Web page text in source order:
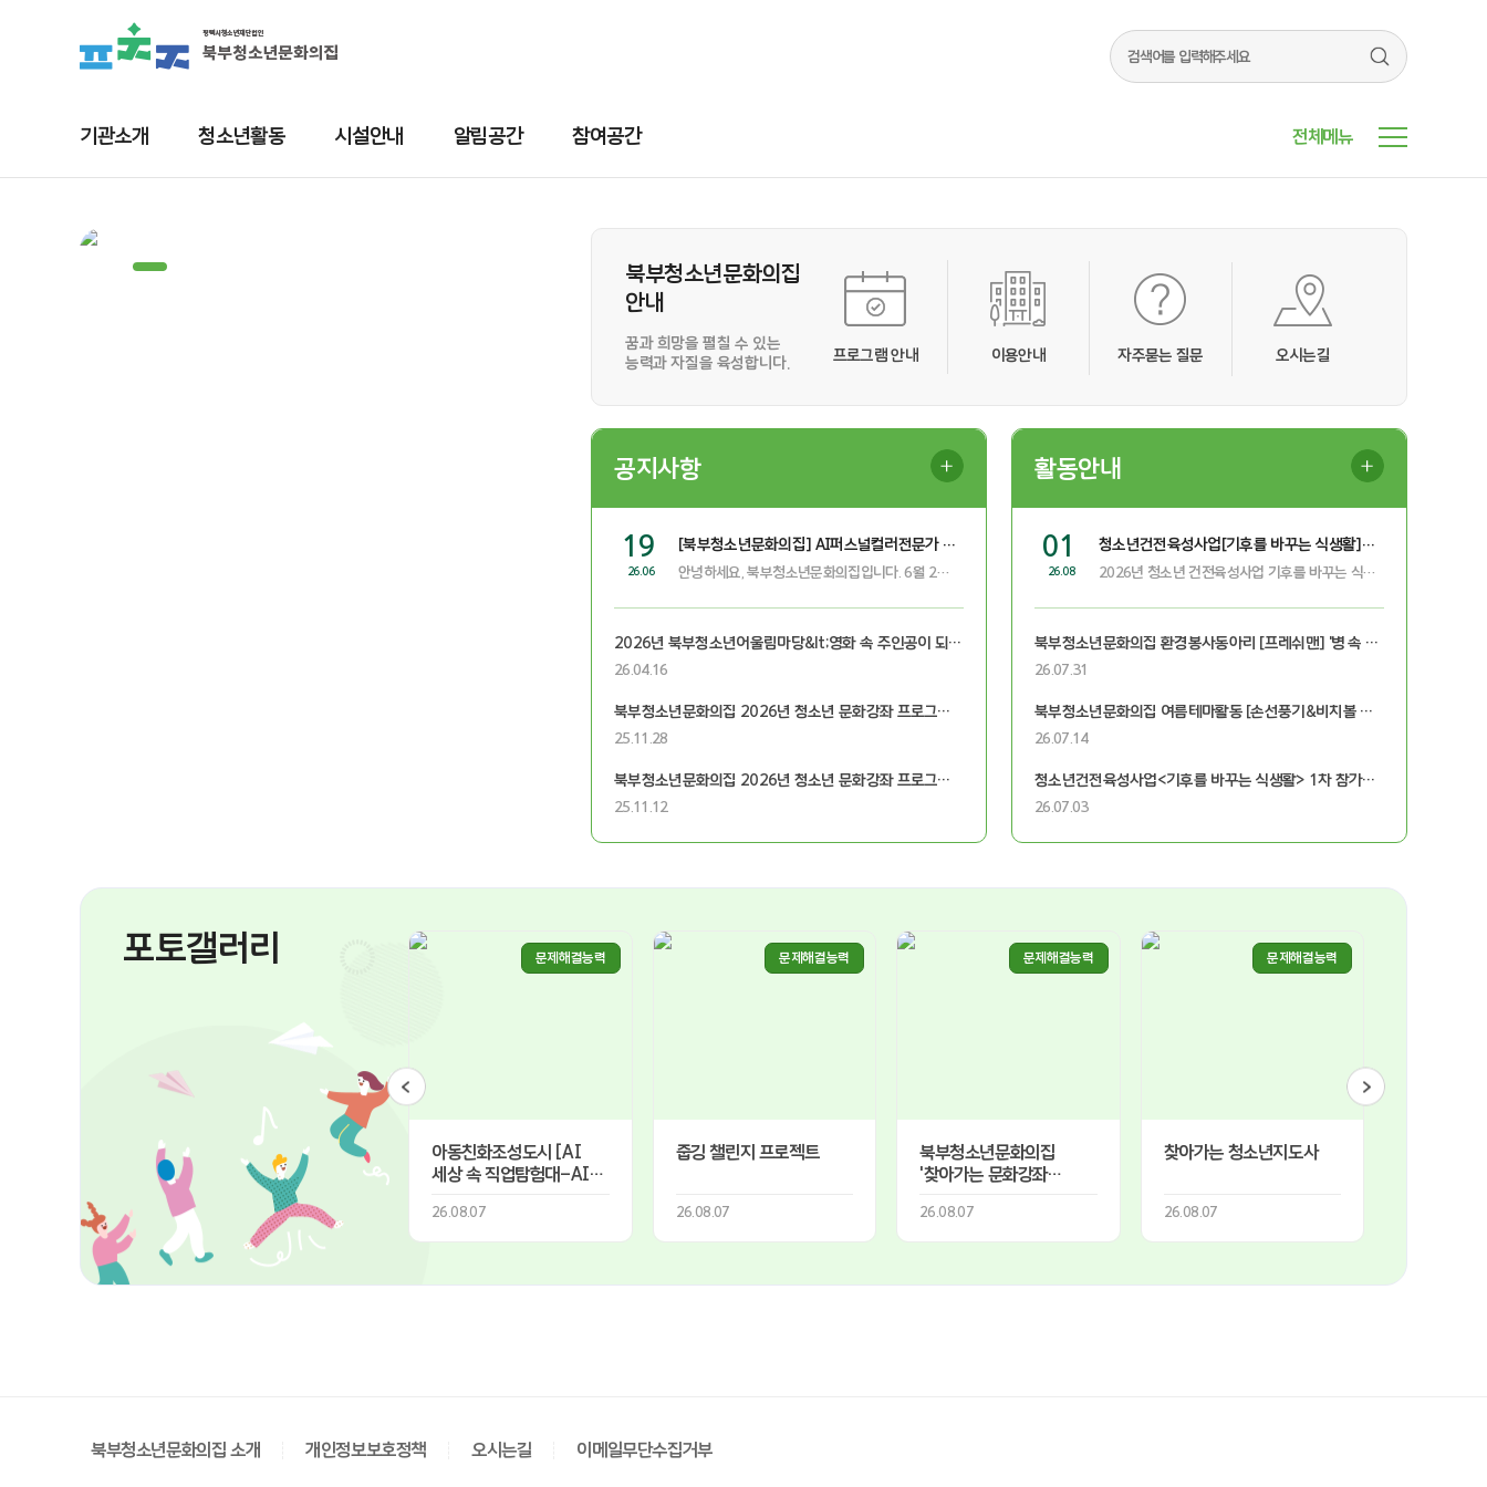
기관소개 청소년활동 시설안내 알림공간 참여공간 전체메뉴
북부청소년문화의집
안내
꿈과 희망을 펼칠 수 있는
능력과 자질을 육성합니다.
프로그램 안내 이용안내 자주묻는 질문 오시는길
공지사항
19
26.06
[북부청소년문화의집] AI퍼스널컬러전문가 진로활동 일정 변경 안내
안녕하세요, 북부청소년문화의집입니다. 6월 20일(토)에 예정되었던 AI 퍼스널컬러전문가 진로활동이 참가 인원 부족으로 인해 일정이 변경되어 내일 프로그램은 진행되지 않게 되었습니다. 갑작스러운 일정 변경으로 불편을 드려 죄송합니다. 추후 일정이 확정되는 대로 다시 공지드리겠습니다. 감사합니다. 문의 031-668-8682
2026년 북부청소년어울림마당&lt;영화 속 주인공이 되는 하루> 체험부스&공연팀 모집
26.04.16
북부청소년문화의집 2026년 청소년 문화강좌 프로그램 강사 합격자 발표
25.11.28
북부청소년문화의집 2026년 청소년 문화강좌 프로그램 강사 채용 공고
25.11.12
활동안내
01
26.08
청소년건전육성사업[기후를 바꾸는 식생활] 2차 참가자 모집(중고등)
2026년 청소년 건전육성사업 기후를 바꾸는 식생활」 참여자 모집! 환경교육 전문가 조민주 작가님과 함께하는 특별한 식생활 이야기! 내가 먹는 음식이 지구를 지킬 수 있다는 사실, 알고 있나요? 기후위기와 식생활의 관계를 배우고, 친환경 식생활을 직접 체험하며, 맛있는 비건 요리 도 만들어 보는 시간 오늘의 한 끼가 지구의 내일을 바꿉니다! 환경도 배우고, 맛있는 요리도 만들며 기후를 바꾸는 식생활 에 함께해 보세요!
북부청소년문화의집 환경봉사동아리 [프레쉬맨] '병 속 작은 숲' 참가자 모집
26.07.31
북부청소년문화의집 여름테마활동 [손선풍기&비치볼 만들기] 참가자 모집
26.07.14
청소년건전육성사업<기후를 바꾸는 식생활> 1차 참가자 모집(초등)
26.07.03
포토갤러리
청소년 성장 생활 운동
쑥쑥 쏙쏙 점핑
24.05.02
문제해결능력
아동친화조성도시 [AI
세상 속 직업탐험대-AI
26.08.07
문제해결능력
줍깅 챌린지 프로젝트
26.08.07
문제해결능력
북부청소년문화의집
'찾아가는 문화강좌
오르골만들기'
26.08.07
문제해결능력
찾아가는 청소년지도사
26.08.07
북부청소년문화의집 소개 개인정보보호정책 오시는길 이메일무단수집거부